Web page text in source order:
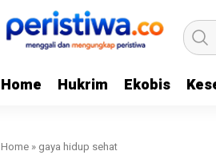
Home Hukrim Ekobis
Home » gaya hidup sehat